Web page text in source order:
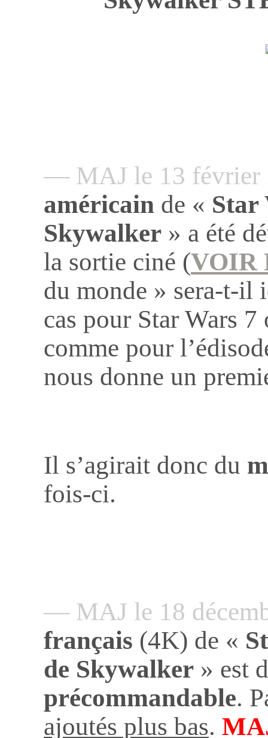
— MAJ le 13
américain de « Star
Skywalker » a été
la sortie ciné (VOIR
du monde » sera-t-il
cas pour Star Wars
comme pour
nous donne un
Il s’agirait donc du
fois-ci.
— MAJ le 18
français (4K) de «
de Skywalker » est
précommandable.
ajoutés plus bas.